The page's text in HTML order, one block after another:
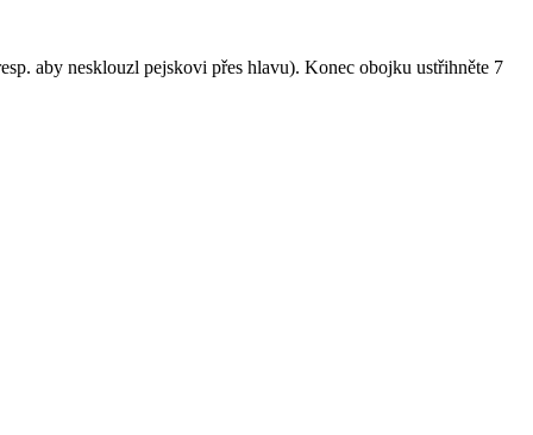
aby nesklouzl pejskovi přes hlavu). Konec obojku ustřihněte 7